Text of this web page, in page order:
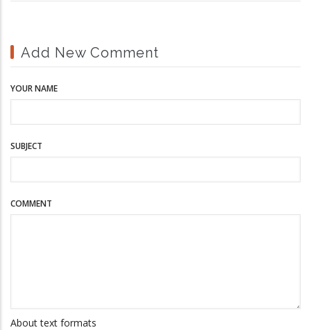
Add New Comment
YOUR NAME
SUBJECT
COMMENT
About text formats